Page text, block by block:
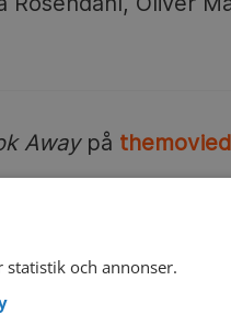
Awaypå
statistik och annonser.